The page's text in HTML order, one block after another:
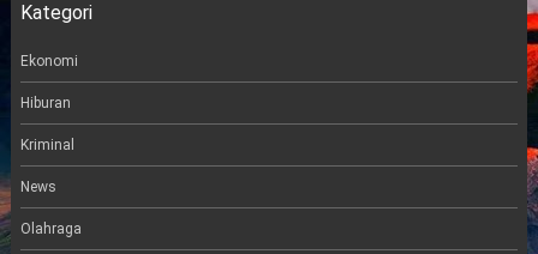
t
r
a
Kategori
Ekonomi
Hiburan
Kriminal
News
Olahraga